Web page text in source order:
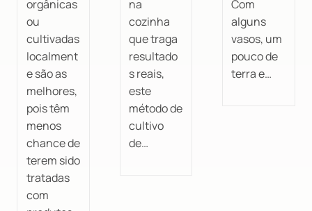
orgânicas
ou
cultivadas
localment
e são as
melhores,
pois têm
menos
chance de
terem sido
tratadas
com
na
cozinha
que traga
resultado
s reais,
este
método de
cultivo
de…
Com
alguns
vasos, um
pouco de
terra e…